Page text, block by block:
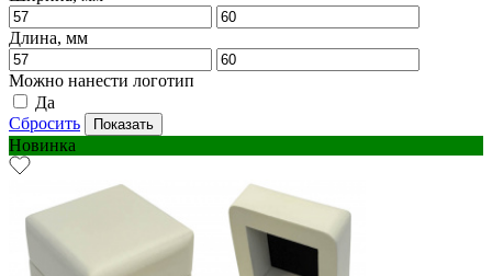
Длина, мм
Можно нанести логотип
Да
Сбросить
Новинка